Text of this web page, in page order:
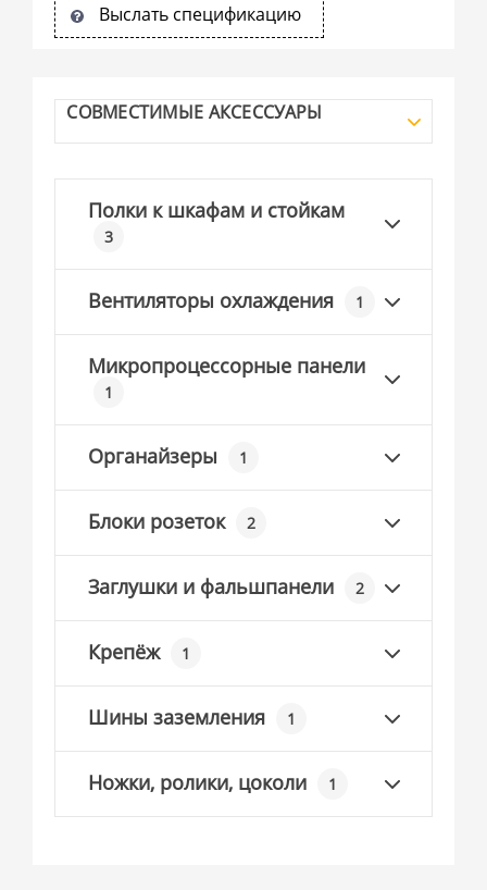
Выслать спецификацию
СОВМЕСТИМЫЕ АКСЕССУАРЫ
Полки к шкафам и стойкам
3
Вентиляторы охлаждения 1
Микропроцессорные панели
1
Органайзеры 1
Блоки розеток 2
Заглушки и фальшпанели 2
Крепёж 1
Шины заземления 1
Ножки, ролики, цоколи 1